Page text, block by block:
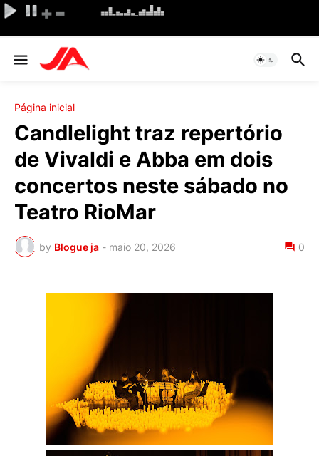
Página inicial
Candlelight traz repertório
de Vivaldi e Abba em dois
concertos neste sábado no
Teatro RioMar
by Blogue ja - maio 20, 2026 0